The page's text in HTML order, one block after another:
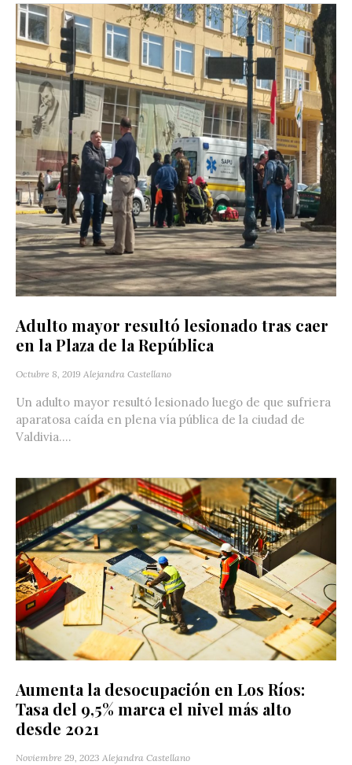
Adulto mayor resultó lesionado tras caer
en la Plaza de la República
Octubre 8, 2019 Alejandra Castellano
Un adulto mayor resultó lesionado luego de que sufriera
aparatosa caída en plena vía pública de la ciudad de
Valdivia....
Aumenta la desocupación en Los Ríos:
Tasa del 9,5% marca el nivel más alto
desde 2021
Noviembre 29, 2023 Alejandra Castellano